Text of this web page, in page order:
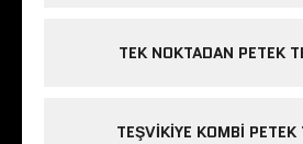
TEK NOKTADAN PETEK
TEŞVIKIYE KOMBI